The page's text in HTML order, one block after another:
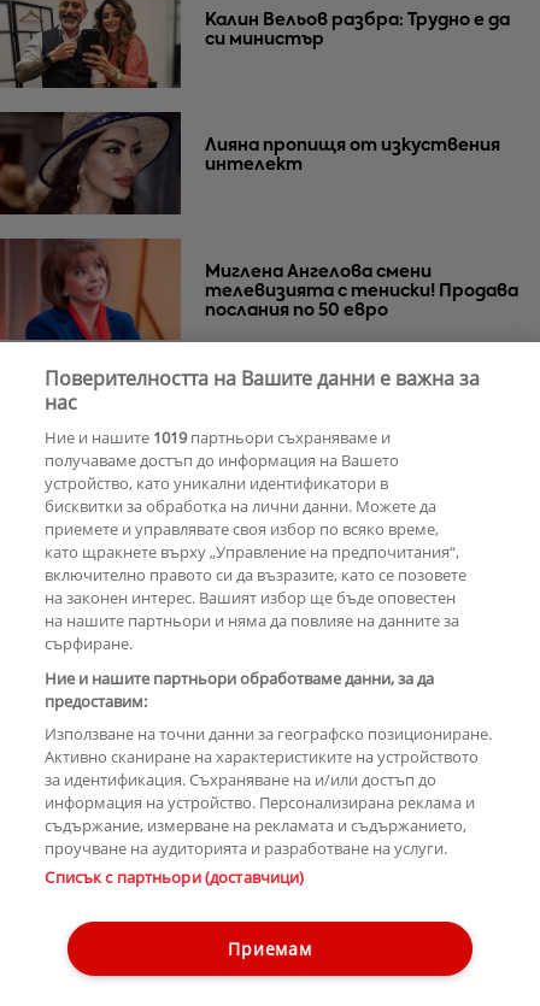
Калин Вельов разбра: Трудно е да
си министър
Лияна пропищя от изкуствения
интелект
Миглена Ангелова смени
телевизията с тениски! Продава
послания по 50 евро
РЕКЛАМА
КОМЕНТАРИ
Copyright © 2007-2026 Hotnews.bg. Всички права запазени.
Контакти Общи условия
Етични правила на НСС
Лични данни
Управление на предпочитания
Поверителността на Вашите данни е важна за
нас
Ние и нашите 1019партньори съхраняваме и
получаваме достъп до информация на Вашето
устройство, като уникални идентификатори в
бисквитки за обработка на лични данни. Можете да
приемете и управлявате своя избор по всяко време,
като щракнете върху „Управление на предпочитания“,
включително правото си да възразите, като се позовете
на законен интерес. Вашият избор ще бъде оповестен
на нашите партньори и няма да повлияе на данните за
сърфиране.
Ние и нашите партньори обработваме данни, за да
предоставим:
Използване на точни данни за географско позициониране.
Активно сканиране на характеристиките на устройството
за идентификация. Съхраняване на и/или достъп до
информация на устройство. Персонализирана реклама и
съдържание, измерване на рекламата и съдържанието,
проучване на аудиторията и разработване на услуги.
Списък с партньори (доставчици)
Приемам